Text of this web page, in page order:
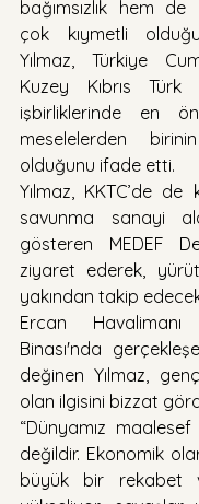
bağımsızlık hem de
çok kıymetli
Yılmaz, Türkiye
Kuzey Kıbrıs Türk
işbirliklerinde en
meselelerden
olduğunu ifade etti.
Yılmaz, KKTC’de
savunma sanayi
gösteren MEDEF
ziyaret ederek,
yakından takip
Ercan
Binası'nda
değinen Yılmaz,
olan ilgisini bizzat
“Dünyamız
değildir. Ekonomik
büyük bir rekabet